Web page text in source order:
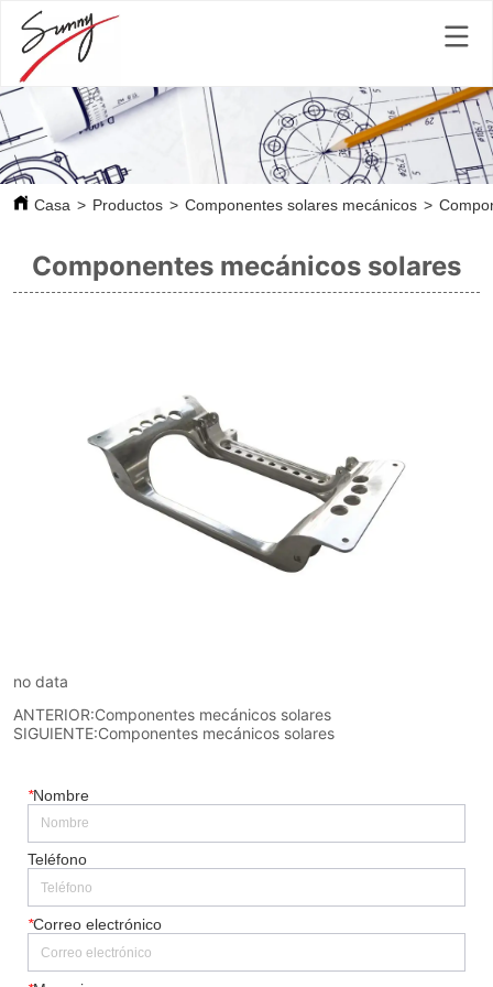
Casa > Productos > Componentes solares mecánicos >
Componentes mecánicos solares
no data
ANTERIOR:Componentes mecánicos solares
SIGUIENTE:Componentes mecánicos solares
*Nombre
Teléfono
*Correo electrónico